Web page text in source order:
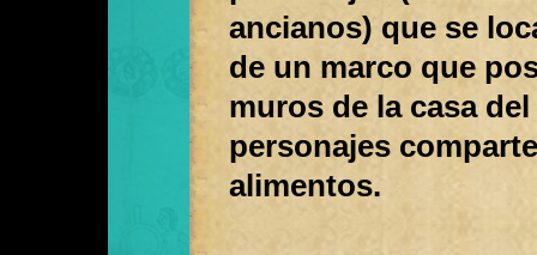
ancianos) que se
de un marco que
muros de la casa
personajes
alimentos.